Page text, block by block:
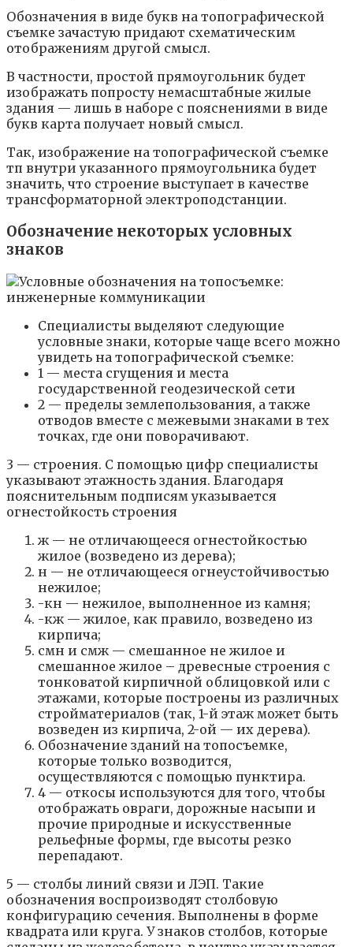
Обозначения в виде букв на топографической
съемке зачастую придают схематическим
отображениям другой смысл.
В частности, простой прямоугольник будет
изображать попросту немасштабные жилые
здания — лишь в наборе с пояснениями в виде
букв карта получает новый смысл.
Так, изображение на топографической съемке
тп внутри указанного прямоугольника будет
значить, что строение выступает в качестве
трансформаторной электроподстанции.
Обозначение некоторых условных
знаков
Специалисты выделяют следующие
условные знаки, которые чаще всего можно
увидеть на топографической съемке:
1 — места сгущения и места
государственной геодезической сети
2 — пределы землепользования, а также
отводов вместе с межевыми знаками в тех
точках, где они поворачивают.
3 — строения. С помощью цифр специалисты
указывают этажность здания. Благодаря
пояснительным подписям указывается
огнестойкость строения
ж — не отличающееся огнестойкостью
жилое (возведено из дерева);
н — не отличающееся огнеустойчивостью
нежилое;
-кн — нежилое, выполненное из камня;
-кж — жилое, как правило, возведено из
кирпича;
смн и смж — смешанное не жилое и
смешанное жилое – древесные строения с
тонковатой кирпичной облицовкой или с
этажами, которые построены из различных
стройматериалов (так, 1-й этаж может быть
возведен из кирпича, 2-ой — их дерева).
Обозначение зданий на топосъемке,
которые только возводится,
осуществляются с помощью пунктира.
4 — откосы используются для того, чтобы
отображать овраги, дорожные насыпи и
прочие природные и искусственные
рельефные формы, где высоты резко
перепадают.
5 — столбы линий связи и ЛЭП. Такие
обозначения воспроизводят столбовую
конфигурацию сечения. Выполнены в форме
квадрата или круга. У знаков столбов, которые